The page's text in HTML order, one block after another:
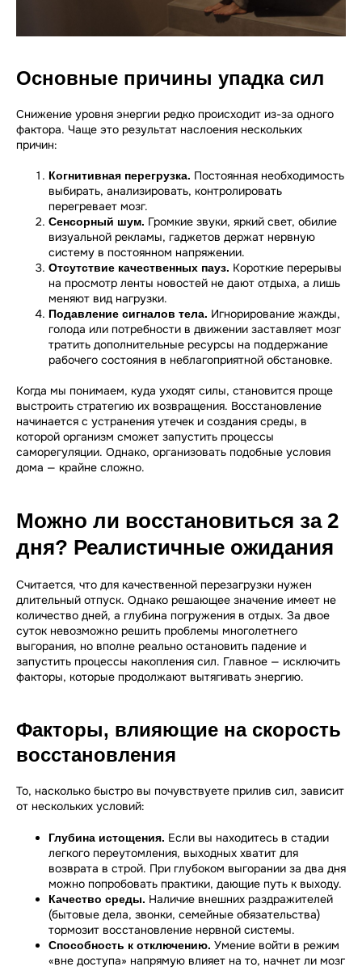
Основные причины упадка сил
Снижение уровня энергии редко происходит из-за одного
фактора. Чаще это результат наслоения нескольких
причин:
Когнитивная перегрузка. Постоянная необходимость
выбирать, анализировать, контролировать
перегревает мозг.
Сенсорный шум. Громкие звуки, яркий свет, обилие
визуальной рекламы, гаджетов держат нервную
систему в постоянном напряжении.
Отсутствие качественных пауз. Короткие перерывы
на просмотр ленты новостей не дают отдыха, а лишь
меняют вид нагрузки.
Подавление сигналов тела. Игнорирование жажды,
голода или потребности в движении заставляет мозг
тратить дополнительные ресурсы на поддержание
рабочего состояния в неблагоприятной обстановке.
Когда мы понимаем, куда уходят силы, становится проще
выстроить стратегию их возвращения. Восстановление
начинается с устранения утечек и создания среды, в
которой организм сможет запустить процессы
саморегуляции. Однако, организовать подобные условия
дома — крайне сложно.
Можно ли восстановиться за 2
дня? Реалистичные ожидания
Считается, что для качественной перезагрузки нужен
длительный отпуск. Однако решающее значение имеет не
количество дней, а глубина погружения в отдых. За двое
суток невозможно решить проблемы многолетнего
выгорания, но вполне реально остановить падение и
запустить процессы накопления сил. Главное — исключить
факторы, которые продолжают вытягивать энергию.
Факторы, влияющие на скорость
восстановления
То, насколько быстро вы почувствуете прилив сил, зависит
от нескольких условий:
Глубина истощения. Если вы находитесь в стадии
легкого переутомления, выходных хватит для
возврата в строй. При глубоком выгорании за два дня
можно попробовать практики, дающие путь к выходу.
Качество среды. Наличие внешних раздражителей
(бытовые дела, звонки, семейные обязательства)
тормозит восстановление нервной системы.
Способность к отключению. Умение войти в режим
«вне доступа» напрямую влияет на то, начнет ли мозг